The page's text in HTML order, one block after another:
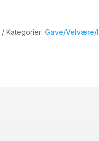
Kategorier: Gave/Velvære/